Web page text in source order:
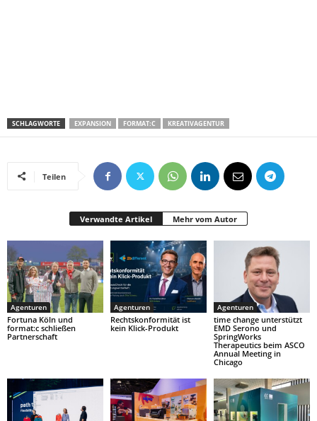
SCHLAGWORTE EXPANSION FORMAT:C KREATIVAGENTUR
Teilen
Verwandte Artikel Mehr vom Autor
Agenturen
Fortuna Köln und
format:c schließen
Partnerschaft
Agenturen
Rechtskonformität ist
kein Klick-Produkt
Agenturen
time change unterstützt
EMD Serono und
SpringWorks
Therapeutics beim ASCO
Annual Meeting in
Chicago